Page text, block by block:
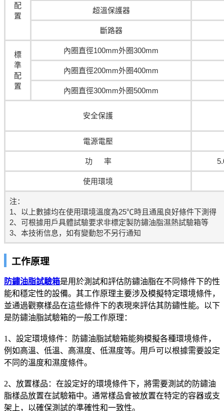
配
置
超溫保護器
斷路器
標
準
配
置
內圈直徑100mm外圈300mm
內圈直徑200mm外圈400mm
內圈直徑300mm外圈500mm
安全保護
電源電壓
功 率
使用環境
注：
1、以上數據均在使用環境溫度為25℃時且通風良好條件下測得
2、可根據用戶具體試驗要求非標定製防鏽油脂濕熱試驗箱等
3、本技術信息，如有變動恕不另行通知
工作原理
防鏽油脂試驗箱是用於測試和評估防鏽油脂在不同條件下的性
能和穩定性的設備。其工作原理主要涉及模擬特定環境條件，
並通過觀察樣品在這些條件下的表現來評估其防鏽性能。以下
是防鏽油脂試驗箱的一般工作原理：
1、設定環境條件：防鏽油脂試驗箱能夠模擬各種環境條件，
例如高溫、低溫、高濕度、低濕度等。用戶可以根據需要設定
不同的溫度和濕度條件。
2、放置樣品：在設定好的環境條件下，將需要測試的防鏽油
脂樣品放置在試驗箱中。通常樣品會被放置在特定的容器或支
架上，以確保測試的準確性和一致性。